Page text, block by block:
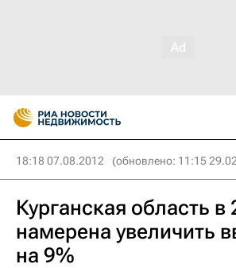
18:18 07.08.2012 (обновлено: 11:15
Курганская область в
намерена увеличить
на 9%